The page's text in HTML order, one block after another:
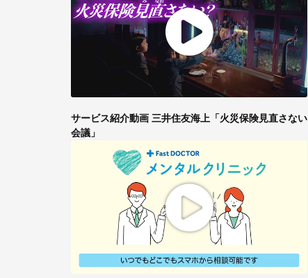
サービス紹介動画 三井住友海上「火災保険見直さない
会議」